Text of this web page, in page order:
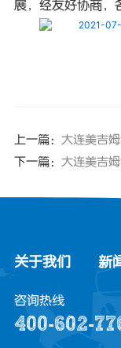
展，经友好协商，
2021-07-
上一篇：
下一篇：
关于我们 新
咨询热线
400-602-